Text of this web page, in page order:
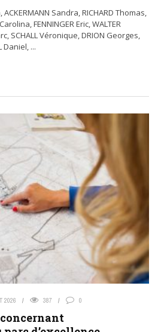
Sandra, RICHARD Thomas,
FENNINGER Eric, WALTER
SCHALL Véronique, DRION Georges,
Daniel, ...
2026 387 0